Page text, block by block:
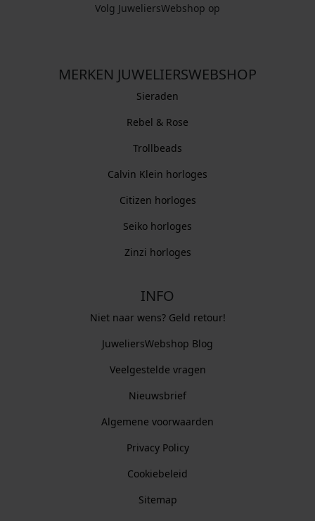
Volg JuweliersWebshop op
MERKEN JUWELIERSWEBSHOP
Sieraden
Rebel & Rose
Trollbeads
Calvin Klein horloges
Citizen horloges
Seiko horloges
Zinzi horloges
INFO
Niet naar wens? Geld retour!
JuweliersWebshop Blog
Veelgestelde vragen
Nieuwsbrief
Algemene voorwaarden
Privacy Policy
Cookiebeleid
Sitemap